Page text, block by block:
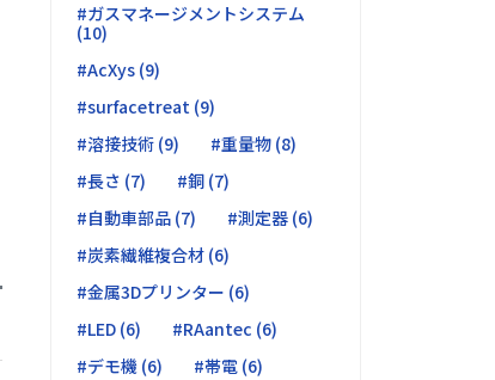
#ガスマネージメントシステム
(10)
#AcXys (9)
#surfacetreat (9)
#溶接技術 (9)
#重量物 (8)
#長さ (7)
#銅 (7)
#自動車部品 (7)
#測定器 (6)
#炭素繊維複合材 (6)
#金属3Dプリンター (6)
#LED (6)
#RAantec (6)
#デモ機 (6)
#帯電 (6)